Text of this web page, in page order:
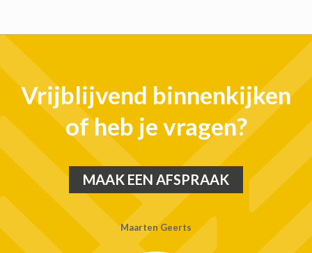
Vrijblijvend binnenkijken
of heb je vragen?
MAAK EEN AFSPRAAK
Maarten Geerts